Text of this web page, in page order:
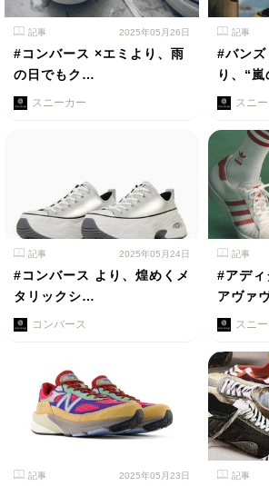
記事 2025年05月26日
#コンバース ×エミより、雨
の日でもク…
スニーカー
記事
#バンズ
り、“
スニ
記事 2025年05月24日
#コンバース より、煌めくメ
タリックシ…
コンバース
記事
#アデ
アヴァ
スニ
記事 2025年05月23日 記事